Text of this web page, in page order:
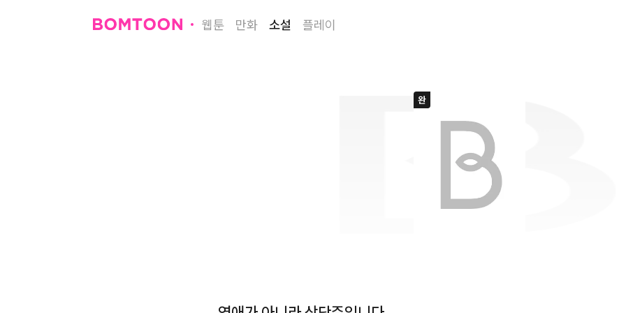
웹툰 만화 소설 플레이